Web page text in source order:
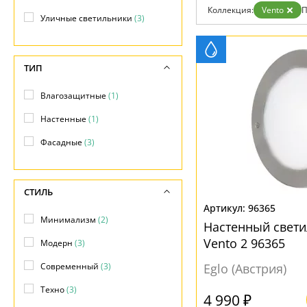
Доставка и оплата
Гарантия
Отзывы
Установка
Бренды
Контакты
Коллекция: Vento
96365
Настенный
Vento 2 96365
Eglo (Австрия)
4 990 ₽
Уличные светильники (3)
ТИП
Влагозащитные(1)
Настенные(1)
Фасадные(3)
СТИЛЬ
Минимализм (2)
Модерн (3)
Современный (3)
Техно(3)